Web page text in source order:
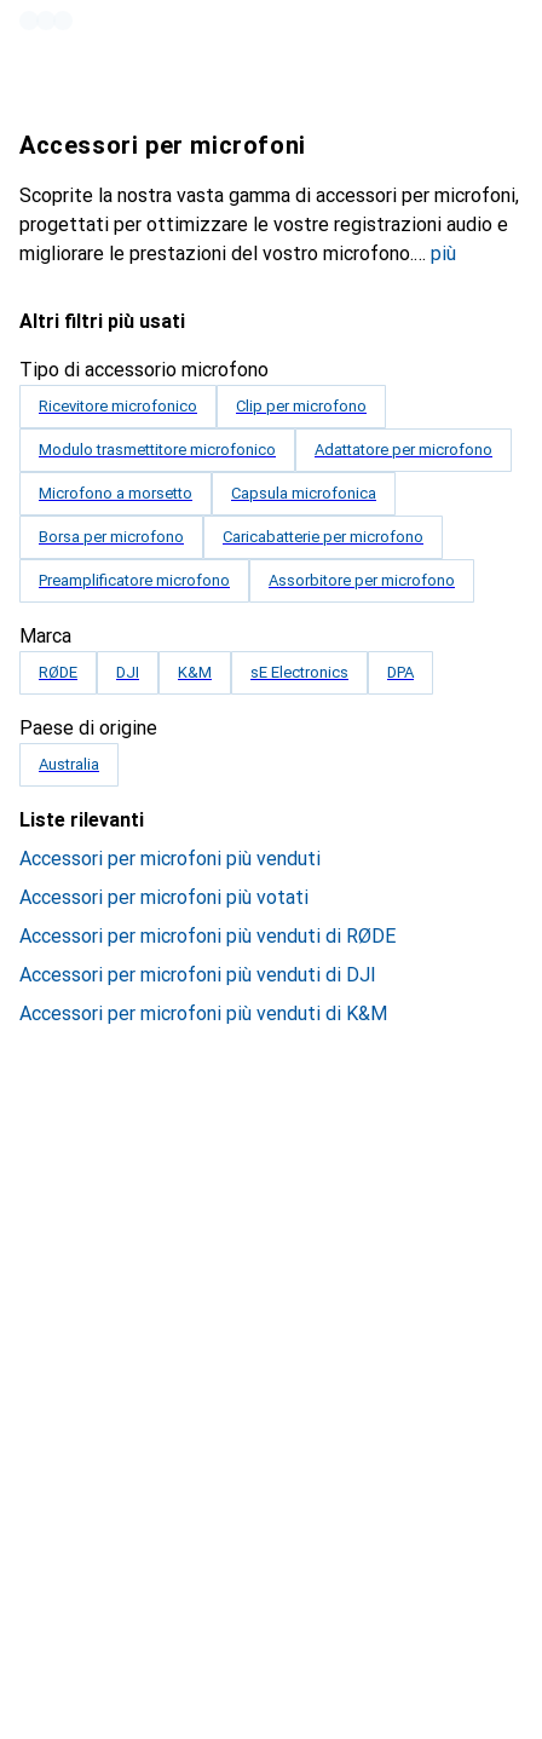
Accessori per microfoni
Scoprite la nostra vasta gamma di accessori per microfoni,
progettati per ottimizzare le vostre registrazioni audio e
migliorare le prestazioni del vostro microfono.
più
Altri filtri più usati
Tipo di accessorio microfono
Ricevitore microfonico Clip per microfono
Modulo trasmettitore microfonico Adattatore per microfono
Microfono a morsetto Capsula microfonica
Borsa per microfono Caricabatterie per microfono
Preamplificatore microfono Assorbitore per microfono
Marca
RØDE DJI K&M sE Electronics DPA
Paese di origine
Australia
Liste rilevanti
Accessori per microfoni più venduti
Accessori per microfoni più votati
Accessori per microfoni più venduti di RØDE
Accessori per microfoni più venduti di DJI
Accessori per microfoni più venduti di K&M